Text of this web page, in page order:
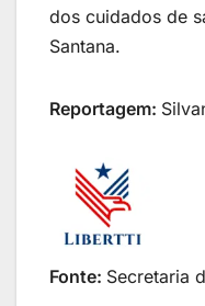
dos cuidados de
Santana.
Reportagem:
Fonte: Secretaria